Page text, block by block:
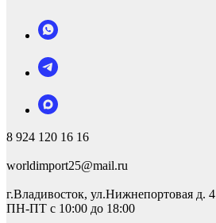
8 924 120 16 16
worldimport25@mail.ru
г.Владивосток, ул.Нижнепортовая д. 4
ПН-ПТ с 10:00 до 18:00